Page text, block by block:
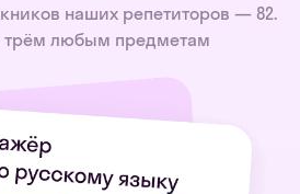
наших репетиторов — 82.
трём любым предметам